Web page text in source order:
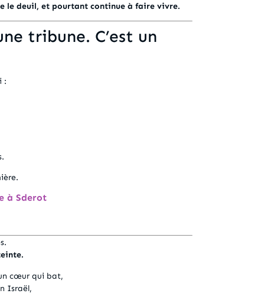
le deuil, et pourtant continue à faire vivre.
tribune. C’est un
:
à Sderot
cœur qui bat,
Israël,